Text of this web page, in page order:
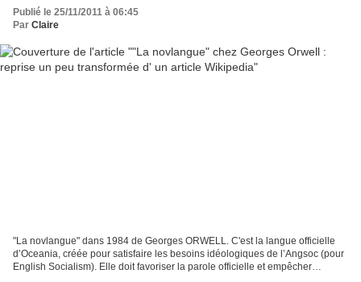
Publié le 25/11/2011 à 06:45
Par Claire
"La novlangue" dans 1984 de Georges ORWELL. C'est la langue officielle
d’Oceania, créée pour satisfaire les besoins idéologiques de l’Angsoc (pour
English Socialism). Elle doit favoriser la parole officielle et empêcher